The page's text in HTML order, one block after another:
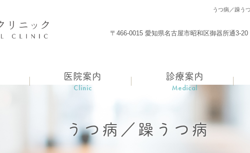
うつ病／躁う
〒466-0015 愛知県名古屋市昭和区御器所通3-
医院案内
Clinic
診療案内
Medical
うつ病／躁うつ病